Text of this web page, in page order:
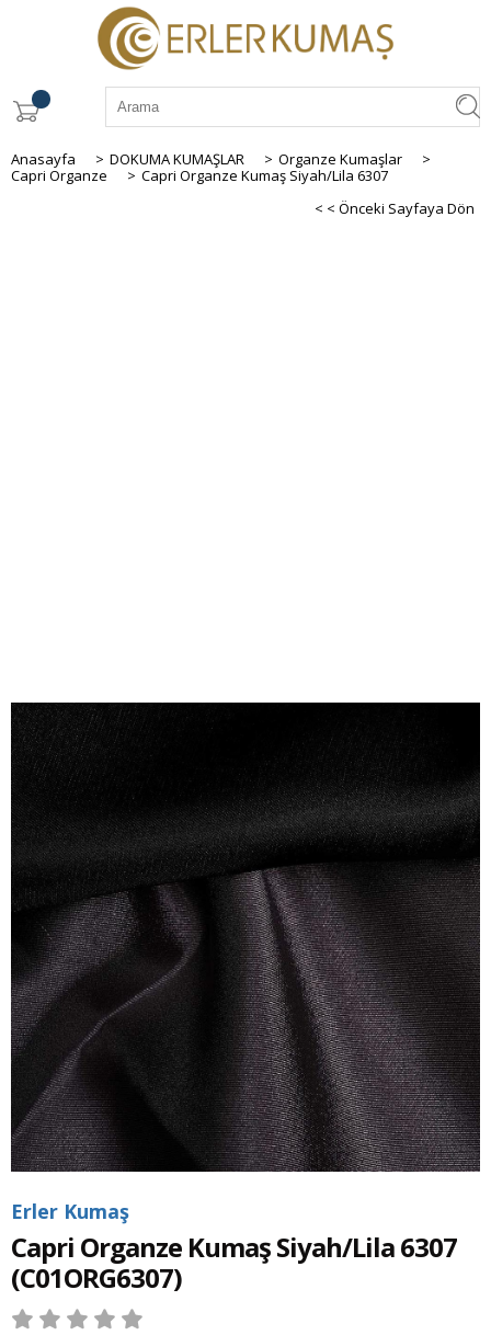
Anasayfa > DOKUMA KUMAŞLAR > Organze Kumaşlar
>
Capri Organze
> Capri Organze Kumaş Siyah/Lila 6307
< < Önceki Sayfaya Dön
Erler Kumaş
Capri Organze Kumaş Siyah/Lila 6307
(C01ORG6307)